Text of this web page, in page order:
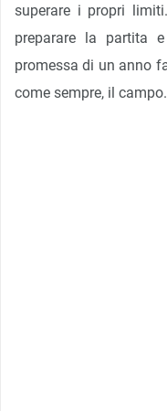
superare i propri
preparare la partita
promessa di un anno
come sempre, il campo.